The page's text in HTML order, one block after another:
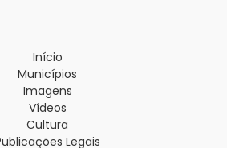
Início
Municípios
Imagens
Vídeos
Cultura
Legais